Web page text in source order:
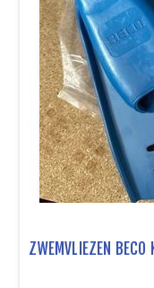
ZWEMVLIEZEN